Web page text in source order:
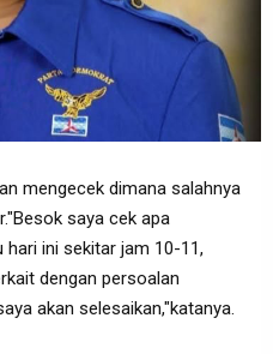
mengecek dimana salahnya
saya cek apa
hari ini sekitar jam 10-11,
dengan persoalan
akan selesaikan,"katanya.